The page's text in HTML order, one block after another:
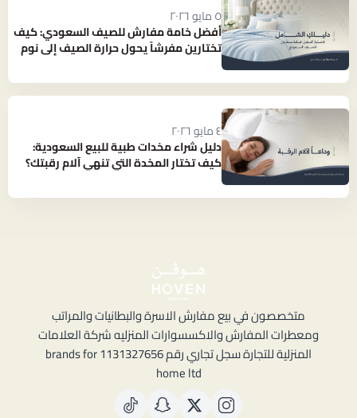
٥ مايو ٢٠٢٦
أفضل خامة مفارش للصيف السعودي: كيف
تختارين مفرشاً يحول حرارة الصيف إلى نوم
٤ مايو ٢٠٢٦
دليل شراء مخدات طبية للبيع السعودية:
كيف تختار المخدة التي تنهي آلام رقبتك؟
متخصصون في بيع مفارش الاسرة والبطانيات والمراتب
ومعطرات المفارش والاكسسوارات المنزليه شركة العلامات
المنزلية للتجارة سجل تجاري رقم 1131327656 brands for
home ltd